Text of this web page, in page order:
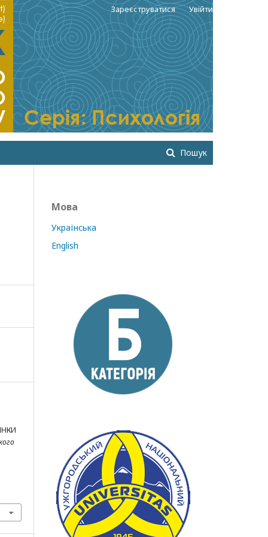
Пошук
Зареєструватися Увійти
Мова
Українська
English